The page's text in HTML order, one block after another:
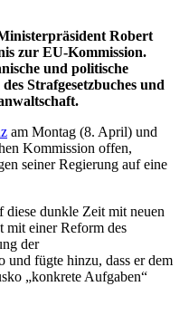
Robert
zur EU-Kommission.
und politische
Strafgesetzbuches und
am Montag (8. April) und
Kommission offen,
seiner Regierung auf eine
diese dunkle Zeit mit neuen
mit einer Reform des
der
und fügte hinzu, dass er dem
„konkrete Aufgaben“